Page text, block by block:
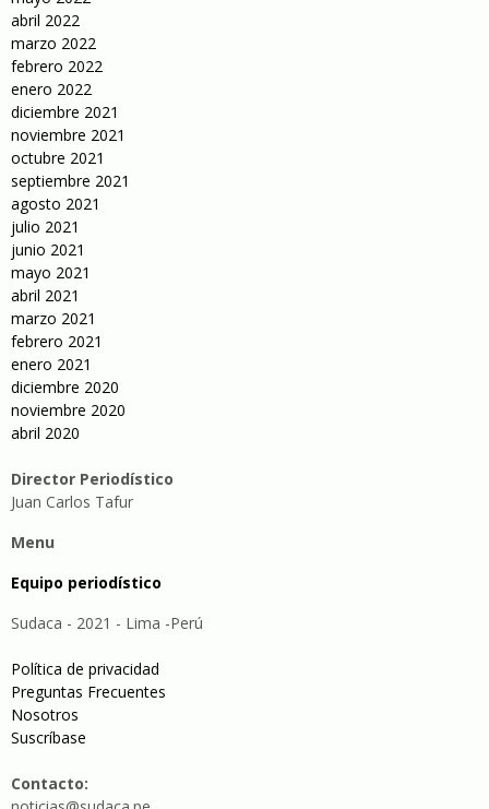
abril 2022
marzo 2022
febrero 2022
enero 2022
diciembre 2021
noviembre 2021
octubre 2021
septiembre 2021
agosto 2021
julio 2021
junio 2021
mayo 2021
abril 2021
marzo 2021
febrero 2021
enero 2021
diciembre 2020
noviembre 2020
abril 2020
Director Periodístico
Juan Carlos Tafur
Menu
Equipo periodístico
Sudaca - 2021 - Lima -Perú
Política de privacidad
Preguntas Frecuentes
Nosotros
Suscríbase
Contacto: